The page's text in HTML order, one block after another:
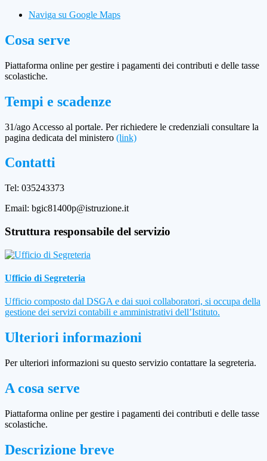
Naviga su Google Maps
Cosa serve
Piattaforma online per gestire i pagamenti dei contributi e delle tasse
scolastiche.
Tempi e scadenze
31/ago Accesso al portale. Per richiedere le credenziali consultare la
pagina dedicata del ministero (link)
Contatti
Tel: 035243373
Email: bgic81400p@istruzione.it
Struttura responsabile del servizio
Ufficio di Segreteria
Ufficio composto dal DSGA e dai suoi collaboratori, si occupa della
gestione dei servizi contabili e amministrativi dell’Istituto.
Ulteriori informazioni
Per ulteriori informazioni su questo servizio contattare la segreteria.
A cosa serve
Piattaforma online per gestire i pagamenti dei contributi e delle tasse
scolastiche.
Descrizione breve